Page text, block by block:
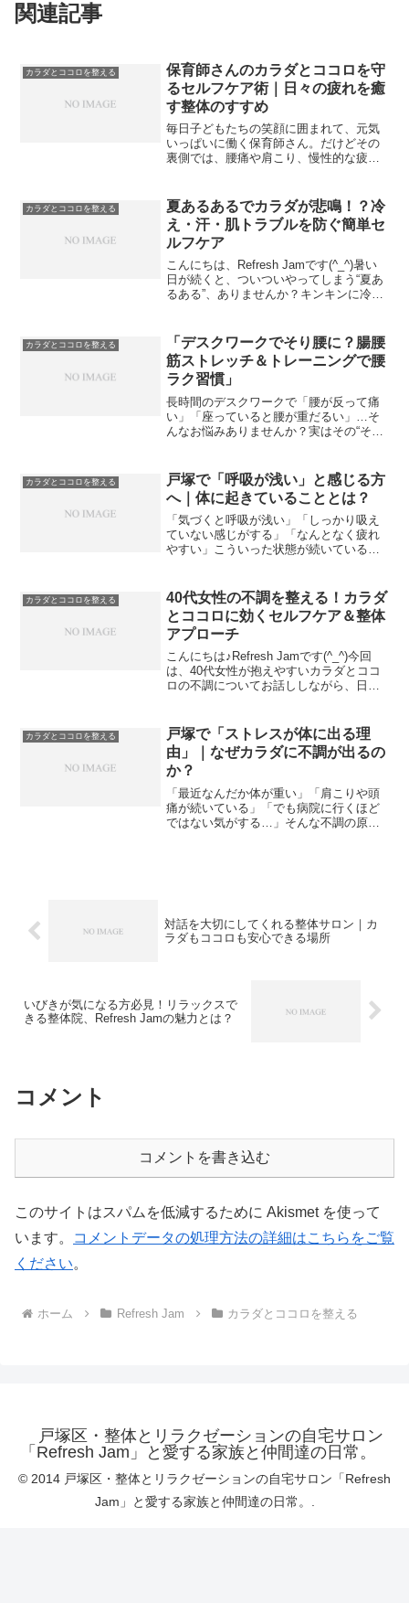
関連記事
カラダとココロを整える
保育師さんのカラダとココロを守
るセルフケア術｜日々の疲れを癒
す整体のすすめ
毎日子どもたちの笑顔に囲まれて、元気
いっぱいに働く保育師さん。だけどその
裏側では、腰痛や肩こり、慢性的な疲
しょうか？子どもたちの命を預かる責任
感、立ちっぱなし・抱っこ・...
カラダとココロを整える
夏あるあるでカラダが悲鳴！？冷
え・汗・肌トラブルを防ぐ簡単セ
ルフケア
こんにちは、Refresh Jamです(^_^)暑い
日が続くと、ついついやってしまう“夏あ
るある”、ありませんか？キンキンに冷え
痛い汗をかいた後に肌がピリピリ、かゆ
くな...
カラダとココロを整える
「デスクワークでそり腰に？腸腰
筋ストレッチ＆トレーニングで腰
ラク習慣」
長時間のデスクワークで「腰が反って痛
い」「座っていると腰が重だるい」…そ
んなお悩みありませんか？実はその“そり
るんです。この記事では、腸腰筋とそり
腰の関係をわかり...
カラダとココロを整える
戸塚で「呼吸が浅い」と感じる方
へ｜体に起きていることとは？
「気づくと呼吸が浅い」「しっかり吸え
ていない感じがする」「なんとなく疲れ
やすい」こういった状態が続いている方
ない体」になります呼吸が浅い状態が続
くと、👉 酸素不足＋自律...
カラダとココロを整える
40代女性の不調を整える！カラダ
とココロに効くセルフケア＆整体
アプローチ
こんにちは♪Refresh Jamです(^_^)今回
は、40代女性が抱えやすいカラダとココ
ロの不調についてお話ししながら、日常
代女性に起こりやすいカラダとココロ
の...
カラダとココロを整える
戸塚で「ストレスが体に出る理
由」｜なぜカラダに不調が出るの
か？
「最近なんだか体が重い」「肩こりや頭
痛が続いている」「でも病院に行くほど
ではない気がする…」そんな不調の原
対話を大切にしてくれる整体サロン｜カ
ラダもココロも安心できる場所
いびきが気になる方必見！リラックスで
きる整体院、Refresh Jamの魅力とは？
コメント
コメントを書き込む
このサイトはスパムを低減するために Akismet を使って
います。
コメントデータの処理方法の詳細はこちらをご覧
ください。
ホーム Refresh Jam カラダとココロを整える
戸塚区・整体とリラクゼーションの自宅サロン
「Refresh Jam」と愛する家族と仲間達の日常。
© 2014 戸塚区・整体とリラクゼーションの自宅サロン「Refresh
Jam」と愛する家族と仲間達の日常。.